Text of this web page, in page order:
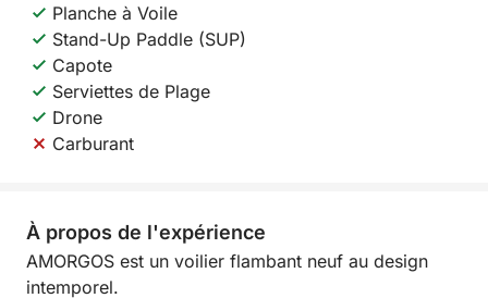
Planche à Voile
Stand-Up Paddle (SUP)
Capote
Serviettes de Plage
Drone
Carburant
À propos de l'expérience
AMORGOS est un voilier flambant neuf au design
intemporel.